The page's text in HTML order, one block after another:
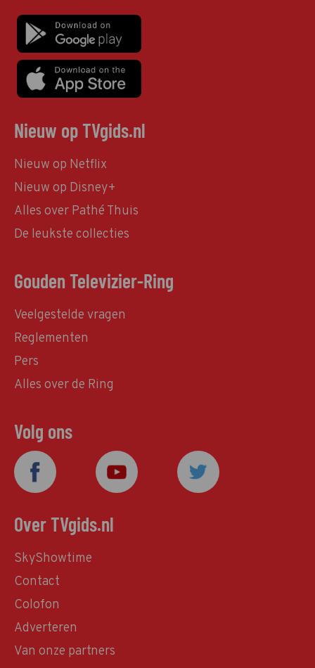
Nieuw op TVgids.nl
Nieuw op Netflix
Nieuw op Disney+
Alles over Pathé Thuis
De leukste collecties
Gouden Televizier-Ring
Veelgestelde vragen
Reglementen
Pers
Alles over de Ring
Volg ons
Over TVgids.nl
SkyShowtime
Contact
Colofon
Adverteren
Van onze partners